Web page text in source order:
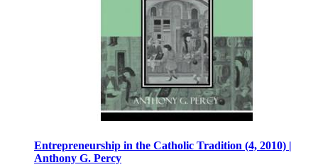
Entrepreneurship in the Catholic Tradition (4, 2010) |
Anthony G. Percy